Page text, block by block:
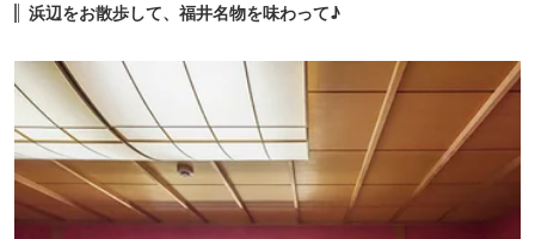
浜辺をお散歩して、福井名物を味わって♪